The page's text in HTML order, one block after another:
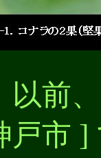
以前
戸市 ]